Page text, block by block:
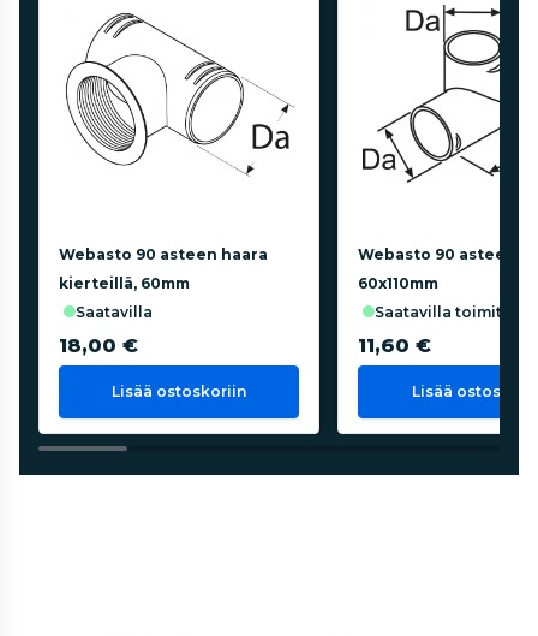
Webasto 90 asteen haara
kierteillä, 60mm
saatavilla
18,00 €
Lisää ostoskoriin
Webasto 90 asteen
60x110mm
saatavilla
11,60 €
Lisää